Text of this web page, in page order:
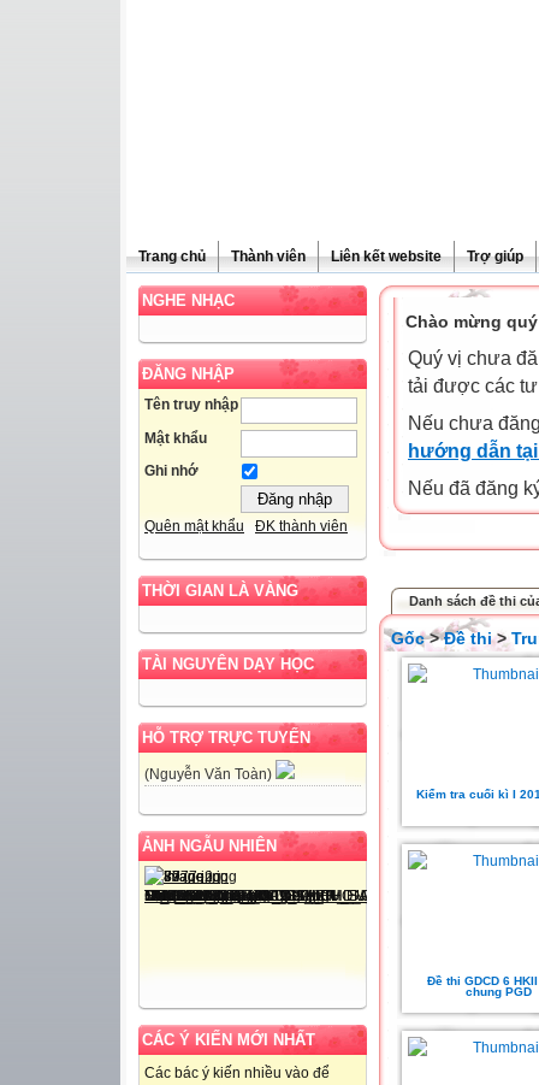
Trang chủ Thành viên Liên kết website Trợ giúp
NGHE NHẠC
ĐĂNG NHẬP
Tên truy nhập
Mật khẩu
Ghi nhớ
Quên mật khẩu ĐK thành viên
THỜI GIAN LÀ VÀNG
TÀI NGUYÊN DẠY HỌC
HỖ TRỢ TRỰC TUYẾN
(Nguyễn Văn Toàn)
ẢNH NGẪU NHIÊN
CÁC Ý KIẾN MỚI NHẤT
Các bác ý kiến nhiều vào để
Chào mừng
Quý vị chưa
tải được các
Nếu chưa
hướng dẫn
Nếu đã đăng
Danh sách đề thi
Gốc>Đề thi>
Kiểm tra cuối kì I
Đề thi GDCD 6
chung PGD